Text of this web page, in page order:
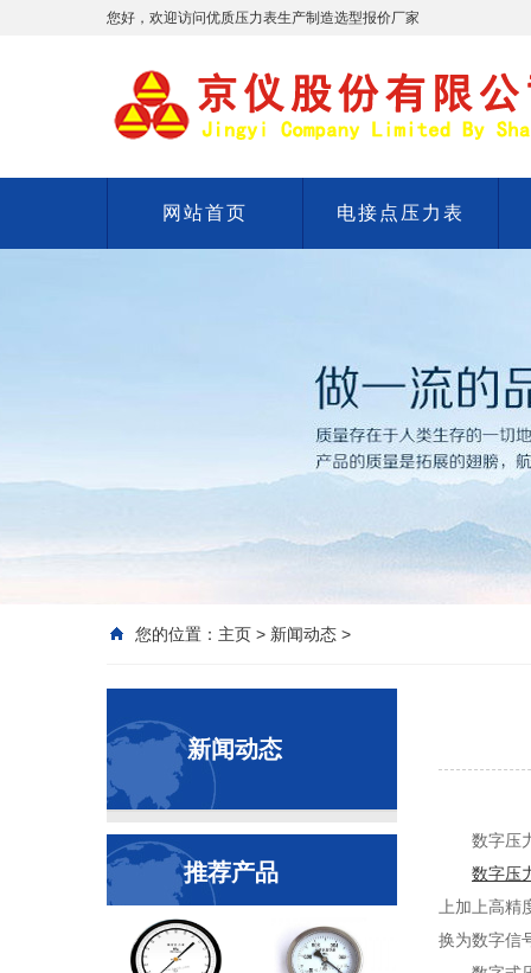
您好，欢迎访问优质压力表生产制造选型报价厂家
网站首页 电接点压力表
您的位置： 主页 > 新闻动态 >
新闻动态
推荐产品
数字压
数字压
上加上高
换为数字信